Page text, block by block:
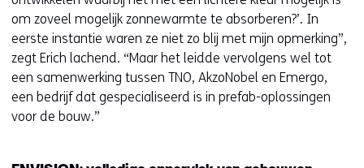
om zoveel mogelijk zonnewarmte te absorberen?’. In
eerste instantie waren ze niet zo blij met mijn opmerking”,
zegt Erich lachend. “Maar het leidde vervolgens wel tot
een samenwerking tussen TNO, AkzoNobel en Emergo,
een bedrijf dat gespecialiseerd is in prefab-oplossingen
voor de bouw.”